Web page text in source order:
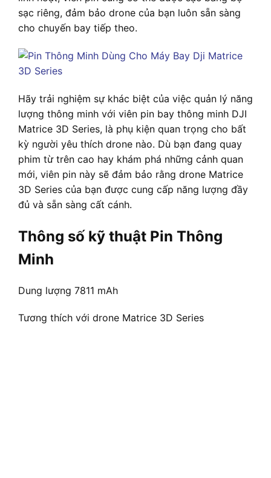
sạc riêng, đảm bảo drone của bạn luôn sẵn sàng
cho chuyến bay tiếp theo.
Hãy trải nghiệm sự khác biệt của việc quản lý năng
lượng thông minh với viên pin bay thông minh DJI
Matrice 3D Series, là phụ kiện quan trọng cho bất
kỳ người yêu thích drone nào. Dù bạn đang quay
phim từ trên cao hay khám phá những cảnh quan
mới, viên pin này sẽ đảm bảo rằng drone Matrice
3D Series của bạn được cung cấp năng lượng đầy
đủ và sẵn sàng cất cánh.
Thông số kỹ thuật Pin Thông
Minh
Dung lượng 7811 mAh
Tương thích với drone Matrice 3D Series